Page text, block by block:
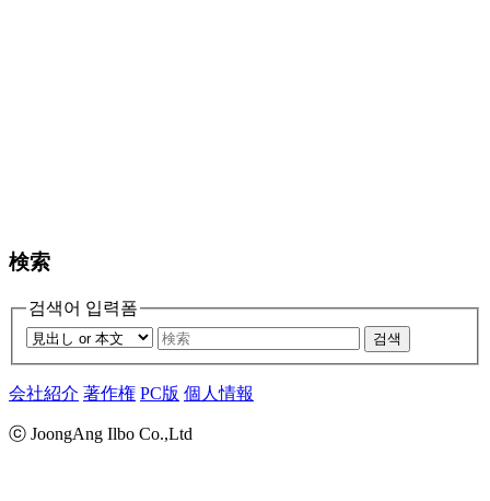
検索
검색어 입력폼
검색
会社紹介 著作権 PC版 個人情報
ⓒ JoongAng Ilbo Co.,Ltd